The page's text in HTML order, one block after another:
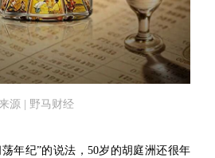
源 | 野马财经
年纪”的说法，50岁的胡庭洲还很年